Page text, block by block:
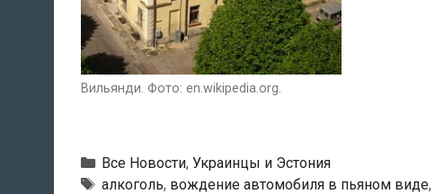
Вильянди. Фото: en.wikipedia.org.
Рубрики
Все Новости, Украинцы и Эстония
Метки
алкоголь, вождение автомобиля в пьяном виде,